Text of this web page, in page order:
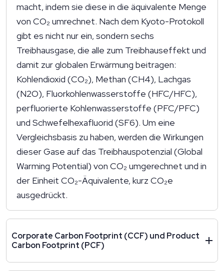
macht, indem sie diese in die äquivalente Menge
von CO₂ umrechnet. Nach dem Kyoto-Protokoll
gibt es nicht nur ein, sondern sechs
Treibhausgase, die alle zum Treibhauseffekt und
damit zur globalen Erwärmung beitragen:
Kohlendioxid (CO₂), Methan (CH4), Lachgas
(N2O), Fluorkohlenwasserstoffe (HFC/HFC),
perfluorierte Kohlenwasserstoffe (PFC/PFC)
und Schwefelhexafluorid (SF6). Um eine
Vergleichsbasis zu haben, werden die Wirkungen
dieser Gase auf das Treibhauspotenzial (Global
Warming Potential) von CO₂ umgerechnet und in
der Einheit CO₂-Äquivalente, kurz CO₂e
ausgedrückt.
Corporate Carbon Footprint (CCF) und Product
Carbon Footprint (PCF)